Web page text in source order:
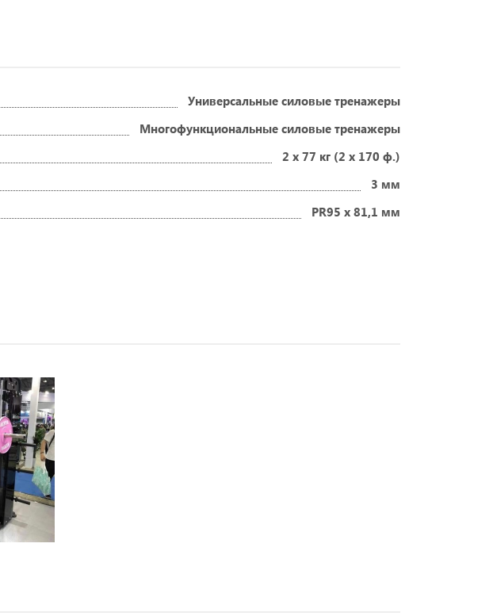
Универсальные силовые тренажеры
Многофункциональные силовые тренажеры
2 х 77 кг (2 х 170 ф.)
3 мм
PR95 х 81,1 мм